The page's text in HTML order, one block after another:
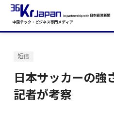
短信
日本サッカーの
記者が考察